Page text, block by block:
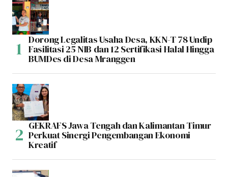
Dorong Legalitas Usaha Desa, KKN-T 78 Undip
Fasilitasi 25 NIB dan 12 Sertifikasi Halal Hingga
BUMDes di Desa Mranggen
GEKRAFS Jawa Tengah dan Kalimantan Timur
Perkuat Sinergi Pengembangan Ekonomi
Kreatif